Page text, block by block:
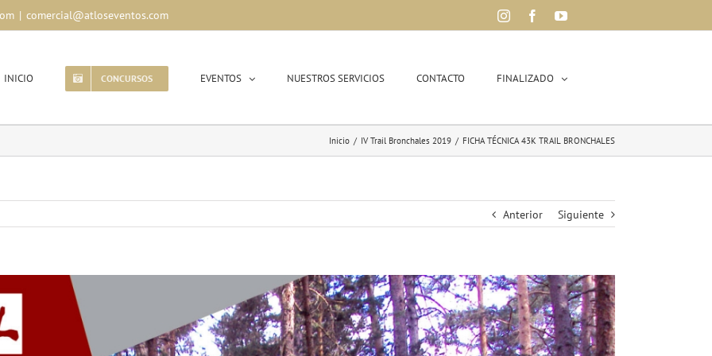
| comercial@atloseventos.com InstagramFacebookYouTube
INICIO CONCURSOS EVENTOS NUESTROS SERVICIOS CONTACTO FINALIZADO
Inicio / IV Trail Bronchales 2019 / FICHA TÉCNICA 43K TRAIL BRONCHALES
Anterior Siguiente